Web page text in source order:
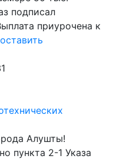
подписал
приурочена к
Алушты!
пункта 2-1 Указа